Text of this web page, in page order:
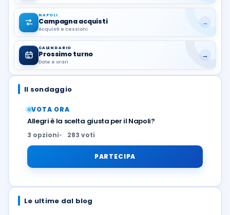
NAPOLI
Campagna acquisti
Acquisti e cessioni
→
CALENDARIO
Prossimo turno
Date e orari
→
Il sondaggio
VOTA ORA
Allegri è la scelta giusta per il Napoli?
3 opzioni 283 voti
PARTECIPA
Le ultime dal blog